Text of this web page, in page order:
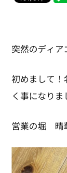
突然のディア
初めまして！
く事になりま
営業の堀 晴